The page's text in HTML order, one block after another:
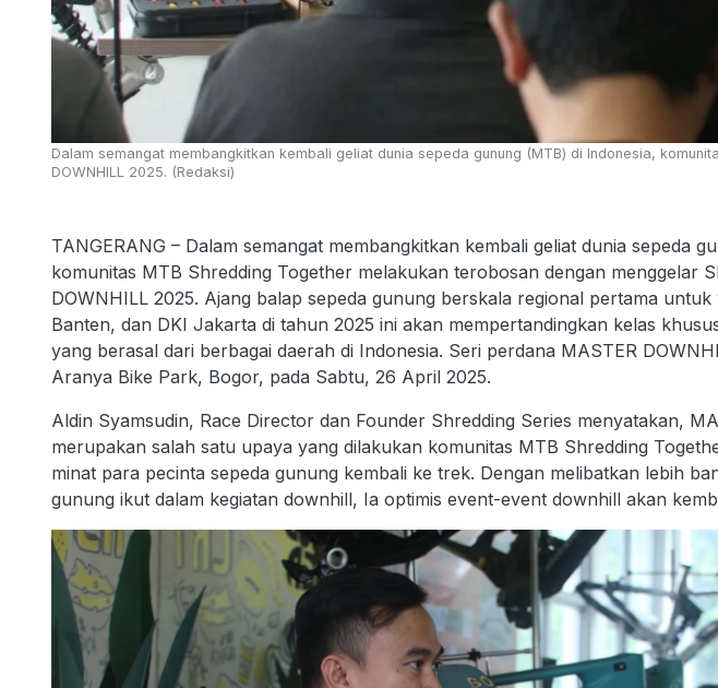
Dalam semangat membangkitkan kembali geliat dunia sepeda gunung (MTB) di Indonesia,
DOWNHILL 2025. (Redaksi)
TANGERANG – Dalam semangat membangkitkan kembali geliat dunia sepeda
komunitas MTB Shredding Together melakukan terobosan dengan menggelar
DOWNHILL 2025. Ajang balap sepeda gunung berskala regional pertama
Banten, dan DKI Jakarta di tahun 2025 ini akan mempertandingkan kelas
yang berasal dari berbagai daerah di Indonesia. Seri perdana MASTER
Aranya Bike Park, Bogor, pada Sabtu, 26 April 2025.
Aldin Syamsudin, Race Director dan Founder Shredding Series menyatakan,
merupakan salah satu upaya yang dilakukan komunitas MTB Shredding
minat para pecinta sepeda gunung kembali ke trek. Dengan melibatkan lebih
gunung ikut dalam kegiatan downhill, Ia optimis event-event downhill akan